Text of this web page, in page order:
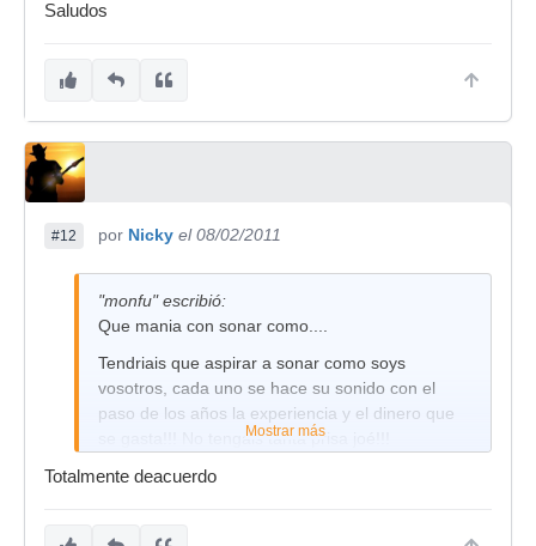
Saludos
#12 por Nicky el 08/02/2011
"monfu" escribió:
Que mania con sonar como....
Tendriais que aspirar a sonar como soys
vosotros, cada uno se hace su sonido con el
paso de los años la experiencia y el dinero que
se gasta!!! No tengais tanta prisa joé!!!
Mostrar más
Totalmente deacuerdo